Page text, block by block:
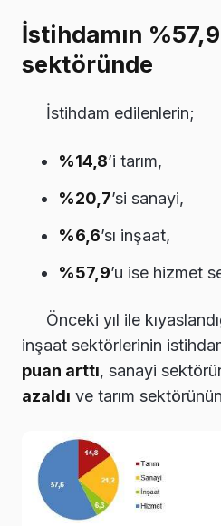
İstihdamın
sektöründe
İstihdam edilenlerin;
%14,8’i tarım,
%20,7’si sanayi,
%6,6’sı inşaat,
%57,9’u ise hizmet
Önceki yıl ile
inşaat sektörlerinin
puan arttı, sanayi
azaldı ve tarım